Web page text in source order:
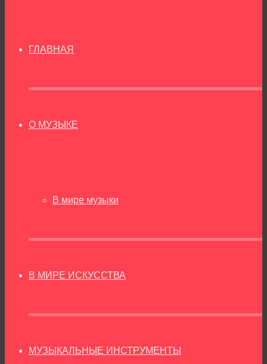
ГЛАВНАЯ
О МУЗЫКЕ
В мире музыки
В МИРЕ ИСКУССТВА
МУЗЫКАЛЬНЫЕ ИНСТРУМЕНТЫ